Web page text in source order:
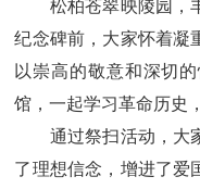
松柏苍翠映陵园，丰
纪念碑前，大家怀着凝
以崇高的敬意和深切
馆，一起学习革命历史
通过祭扫活动，大家
了理想信念，增进了爱